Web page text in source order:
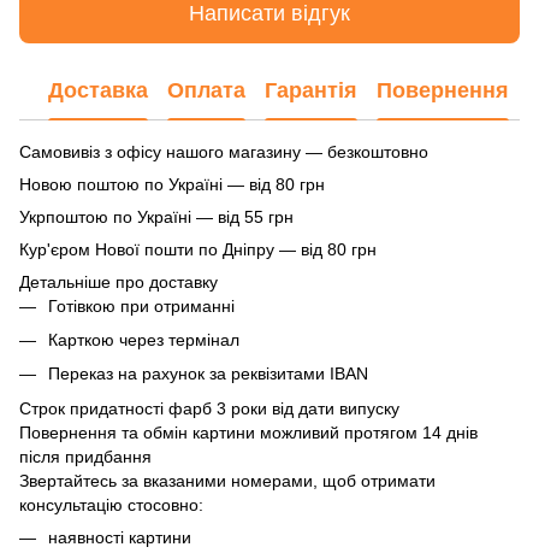
Написати відгук
Доставка Оплата Гарантія Повернення
Самовивіз з офісу нашого магазину — безкоштовно
Новою поштою по Україні — від 80 грн
Укрпоштою по Україні — від 55 грн
Кур'єром Нової пошти по Дніпру — від 80 грн
Детальніше про доставку
Готівкою при отриманні
Карткою через термінал
Переказ на рахунок за реквізитами IBAN
Строк придатності фарб 3 роки від дати випуску
Повернення та обмін картини можливий протягом 14 днів
після придбання
Звертайтесь за вказаними номерами, щоб отримати
консультацію стосовно:
наявності картини